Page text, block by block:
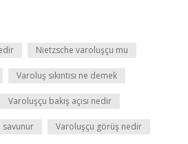
Nietzsche varoluşçu mu
Varoluş sıkıntısı ne demek
Varoluşçu bakış açısı nedir
Varoluşçu görüş nedir